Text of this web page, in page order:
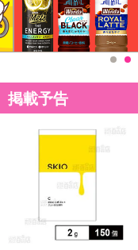
掲載予告